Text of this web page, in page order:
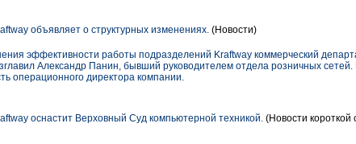
объявляет о структурных изменениях. (Новости)
эффективности работы подразделений Kraftway коммерческий
Александр Панин, бывший руководителем отдела розничных
операционного директора компании.
оснастит Верховный Суд компьютерной техникой. (Новости короткой